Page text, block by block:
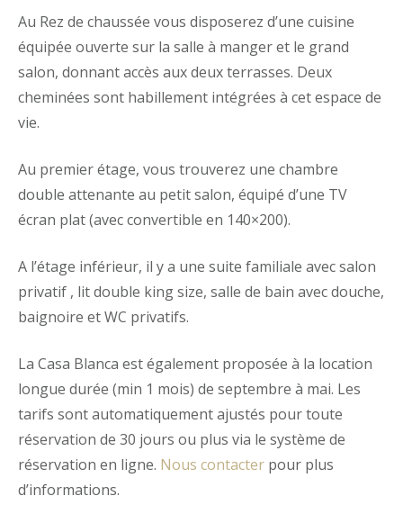
Au Rez de chaussée vous disposerez d’une cuisine
équipée ouverte sur la salle à manger et le grand
salon, donnant accès aux deux terrasses. Deux
cheminées sont habillement intégrées à cet espace de
vie.
Au premier étage, vous trouverez une chambre
double attenante au petit salon, équipé d’une TV
écran plat (avecconvertible en 140×200).
A l’étage inférieur, il y a une suite familiale avec salon
privatif , lit double king size, salle de bain avec douche,
baignoire etWC privatifs.
La Casa Blanca est également proposée à la location
longue durée (min 1 mois) de septembre à mai. Les
tarifs sont automatiquement ajustés pour toute
réservation de 30 jours ou plus via le système de
réservation en ligne. Nous contacter pour plus
d’informations.